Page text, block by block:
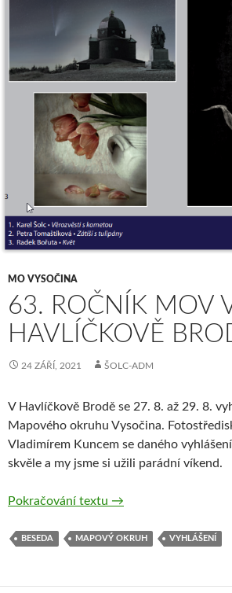
MO VYSOČINA
63. ROČNÍK MOV
HAVLÍČKOVĚ
24 ZÁŘÍ, 2021 ŠOLC-ADM
V Havlíčkově Brodě se 27. 8. až 29. 8.
Mapového okruhu Vysočina.
Vladimírem Kuncem se daného
skvěle a my jsme si užili parádní víkend.
Pokračování textu 63. Ročník MOV v
→
BESEDA MAPOVÝ OKRUH VYHLÁŠENÍ